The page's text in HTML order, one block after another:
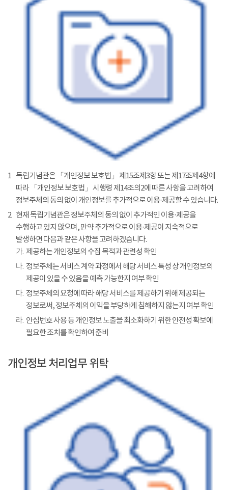
1 독립기념관은 「개인정보 보호법」 제15조제3항 또는 제17조제4항에
따라 「개인정보 보호법」 시행령 제14조의2에 따른 사항을 고려하여
정보주체의 동의 없이 개인정보를 추가적으로 이용·제공할 수 있습니다.
2 현재 독립기념관은 정보주체의 동의 없이 추가적인 이용·제공을
수행하고 있지 않으며, 만약 추가적으로 이용·제공이 지속적으로
발생하면 다음과 같은 사항을 고려하겠습니다.
가. 제공하는 개인정보의 수집 목적과 관련성 확인
나. 정보주체는 서비스 계약 과정에서 해당 서비스 특성 상 개인정보의
제공이 있을 수 있음을 예측 가능한지 여부 확인
다. 정보주체의 요청에 따라 해당 서비스를 제공하기 위해 제공되는
정보로써, 정보주체의 이익을 부당하게 침해하지 않는지 여부 확인
라. 안심번호 사용 등 개인정보 노출을 최소화하기 위한 안전성 확보에
필요한 조치를 확인하여 준비
개인정보 처리업무 위탁